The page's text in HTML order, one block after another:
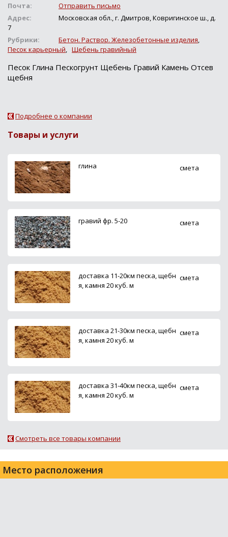
Почта:
Отправить письмо
Адрес:
Московская обл., г. Дмитров, Ковригинское ш., д.
7
Рубрики:
Бетон. Раствор. Железобетонные изделия,
Песок карьерный, Щебень гравийный
Песок Глина Пескогрунт Щебень Гравий Камень Отсев
щебня
Подробнее о компании
Товары и услуги
глина смета
гравий фр. 5-20 смета
доставка 11-20км песка, щебн
я, камня 20 куб. м
смета
доставка 21-30км песка, щебн
я, камня 20 куб. м
смета
доставка 31-40км песка, щебн
я, камня 20 куб. м
смета
Смотреть все товары компании
Место расположения